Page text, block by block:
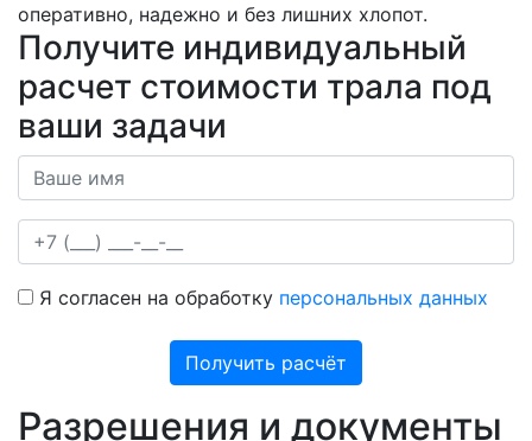
оперативно, надежно и без лишних хлопот.
Получите индивидуальный
расчет стоимости трала под
ваши задачи
Я согласен на обработку персональных данных
Получить расчёт
Разрешения и документы